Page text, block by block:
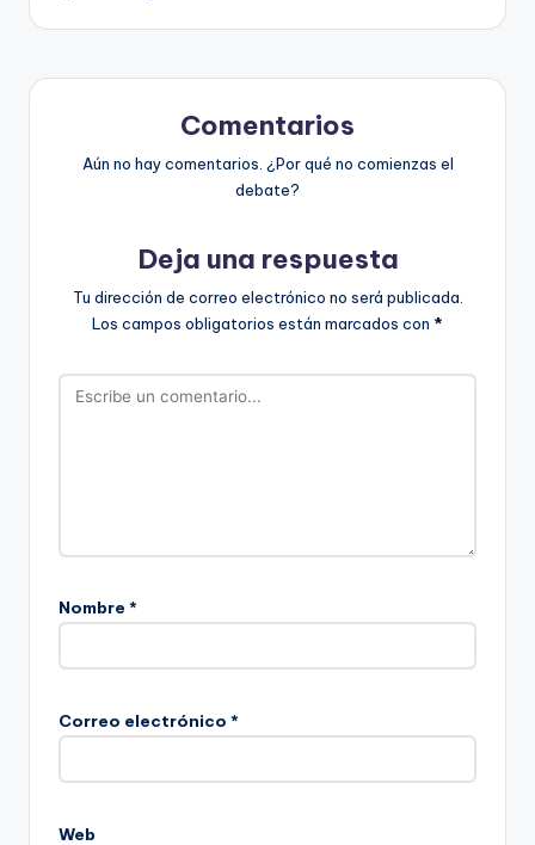
Comentarios
Aún no hay comentarios. ¿Por qué no comienzas el
debate?
Deja una respuesta
Tu dirección de correo electrónico no será publicada.
Los campos obligatorios están marcados con *
Nombre *
Correo electrónico *
Web